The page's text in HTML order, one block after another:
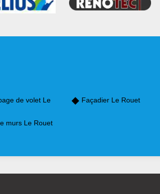
de volet Le
murs Le Rouet
Façadier Le Rouet